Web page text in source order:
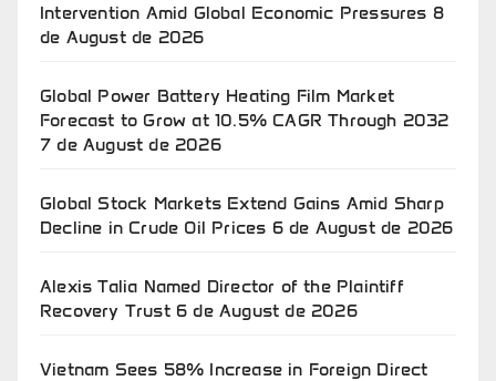
Intervention Amid Global Economic Pressures 8
de August de 2026
Global Power Battery Heating Film Market
Forecast to Grow at 10.5% CAGR Through 2032
7 de August de 2026
Global Stock Markets Extend Gains Amid Sharp
Decline in Crude Oil Prices 6 de August de 2026
Alexis Talia Named Director of the Plaintiff
Recovery Trust 6 de August de 2026
Vietnam Sees 58% Increase in Foreign Direct